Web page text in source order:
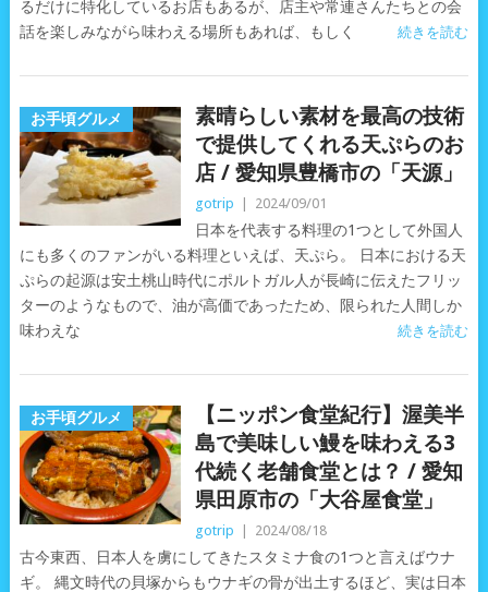
るだけに特化しているお店もあるが、店主や常連さんたちとの会
話を楽しみながら味わえる場所もあれば、もしく
続きを読む
お手頃グルメ
素晴らしい素材を最高の技術
で提供してくれる天ぷらのお
店 / 愛知県豊橋市の「天源」
gotrip 2024/09/01
日本を代表する料理の1つとして外国人
にも多くのファンがいる料理といえば、天ぷら。 日本における天
ぷらの起源は安土桃山時代にポルトガル人が長崎に伝えたフリッ
ターのようなもので、油が高価であったため、限られた人間しか
味わえな
続きを読む
お手頃グルメ
【ニッポン食堂紀行】渥美半
島で美味しい鰻を味わえる3
代続く老舗食堂とは？ / 愛知
県田原市の「大谷屋食堂」
gotrip 2024/08/18
古今東西、日本人を虜にしてきたスタミナ食の1つと言えばウナ
ギ。 縄文時代の貝塚からもウナギの骨が出土するほど、実は日本